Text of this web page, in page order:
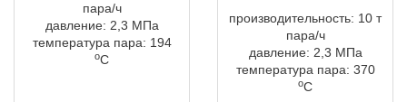
пара/ч
давление: 2,3 МПа
температура пара: 194
оС
производительность: 10 т
пара/ч
давление: 2,3 МПа
температура пара: 370
оС